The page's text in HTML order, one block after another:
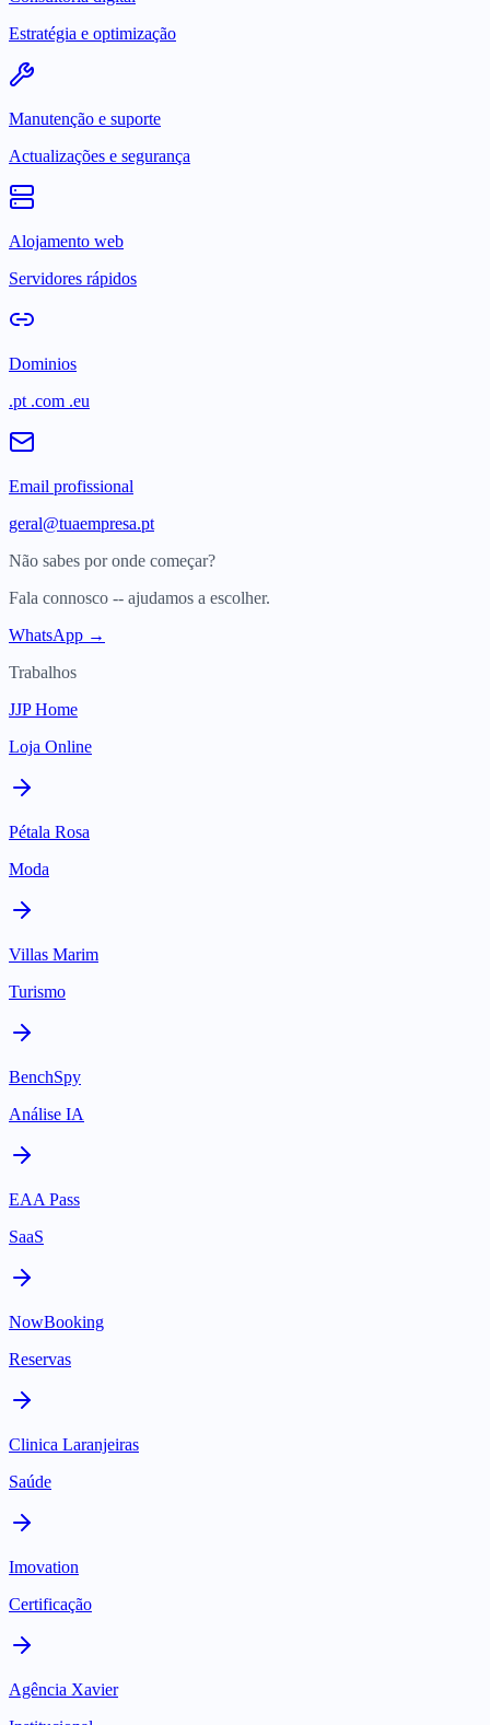
Estratégia e optimização
Manutenção e suporte
Actualizações e segurança
Alojamento web
Servidores rápidos
Dominios
.pt .com .eu
Email profissional
geral@tuaempresa.pt
Não sabes por onde começar?
Fala connosco -- ajudamos a escolher.
WhatsApp →
Trabalhos
JJP Home
Loja Online
Pétala Rosa
Moda
Villas Marim
Turismo
BenchSpy
Análise IA
EAA Pass
SaaS
NowBooking
Reservas
Clinica Laranjeiras
Saúde
Imovation
Certificação
Agência Xavier